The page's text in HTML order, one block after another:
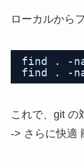
ローカルから
find . -
find . -
これで、git の
-> さらに快適